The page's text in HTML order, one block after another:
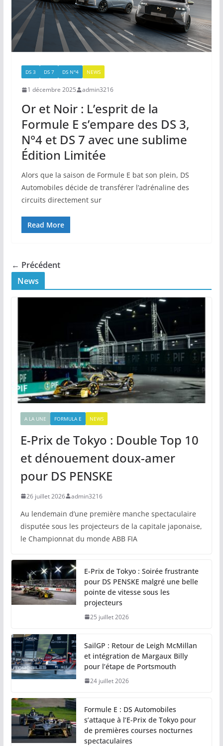
DS 3 DS 7 DS N°4 NEWS
1 décembre 2025 admin3216
Or et Noir : L’esprit de la
Formule E s’empare des DS 3,
N°4 et DS 7 avec une sublime
Édition Limitée
Alors que la saison de Formule E bat son plein, DS
Automobiles décide de transférer l’adrénaline des
circuits directement sur
Read More
← Précédent
News
A LA UNE FORMULA E NEWS
E-Prix de Tokyo : Double Top 10
et dénouement doux-amer
pour DS PENSKE
26 juillet 2026 admin3216
Au lendemain d’une première manche spectaculaire
disputée sous les projecteurs de la capitale japonaise,
le Championnat du monde ABB FIA
E-Prix de Tokyo : Soirée frustrante
pour DS PENSKE malgré une belle
pointe de vitesse sous les
projecteurs
25 juillet 2026
SailGP : Retour de Leigh McMillan
et intégration de Margaux Billy
pour l’étape de Portsmouth
24 juillet 2026
Formule E : DS Automobiles
s’attaque à l’E-Prix de Tokyo pour
de premières courses nocturnes
spectaculaires